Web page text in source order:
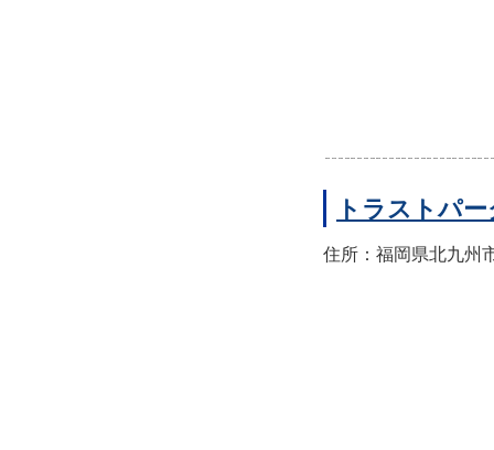
トラストパ
住所：福岡県北九州